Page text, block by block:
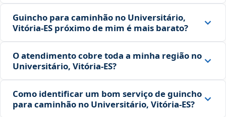
Guincho para caminhão no Universitário,
Vitória‑ES próximo de mim é mais barato?
O atendimento cobre toda a minha região no
Universitário, Vitória‑ES?
Como identificar um bom serviço de guincho
para caminhão no Universitário, Vitória‑ES?